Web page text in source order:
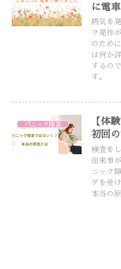
に電
病気を
ク発作
のため
は何か
するの
す。
パニック障害
【体
初回
検査を
出来事
ニック
グを受
本当の